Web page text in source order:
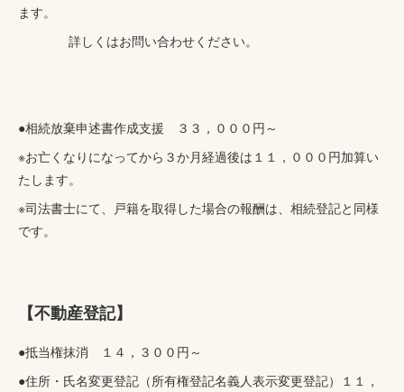
ます。
詳しくはお問い合わせください。
●相続放棄申述書作成支援 ３３，０００円～
※お亡くなりになってから３か月経過後は１１，０００円加算い
たします。
※司法書士にて、戸籍を取得した場合の報酬は、相続登記と同様
です。
【不動産登記】
●抵当権抹消 １４，３００円～
●住所・氏名変更登記（所有権登記名義人表示変更登記）１１，